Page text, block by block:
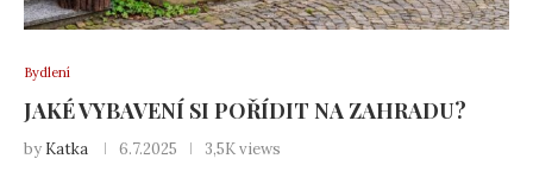
Bydlení
JAKÉ VYBAVENÍ SI POŘÍDIT NA ZAHRADU?
by Katka 6.7.2025 3,5K views